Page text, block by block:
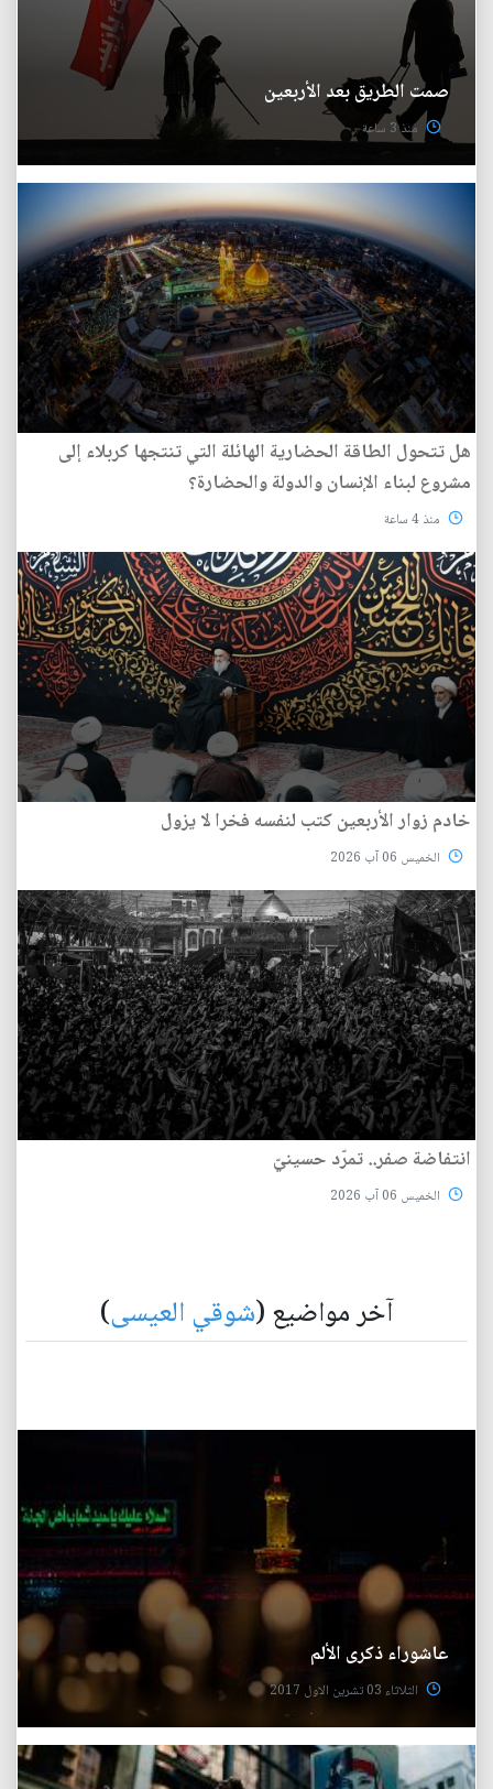
صمت الطريق بعد الأربعين
منذ 3 ساعة
هل تتحول الطاقة الحضارية الهائلة التي تنتجها كربلاء إلى
مشروع لبناء الإنسان والدولة والحضارة؟
منذ 4 ساعة
خادم زوار الأربعين كتب لنفسه فخرا لا يزول
الخميس 06 آب 2026
انتفاضة صفر.. تمرّد حسينيّ
الخميس 06 آب 2026
آخر مواضيع (شوقي العيسى)
عاشوراء ذكرى الألم
الثلاثاء 03 تشرين الاول 2017